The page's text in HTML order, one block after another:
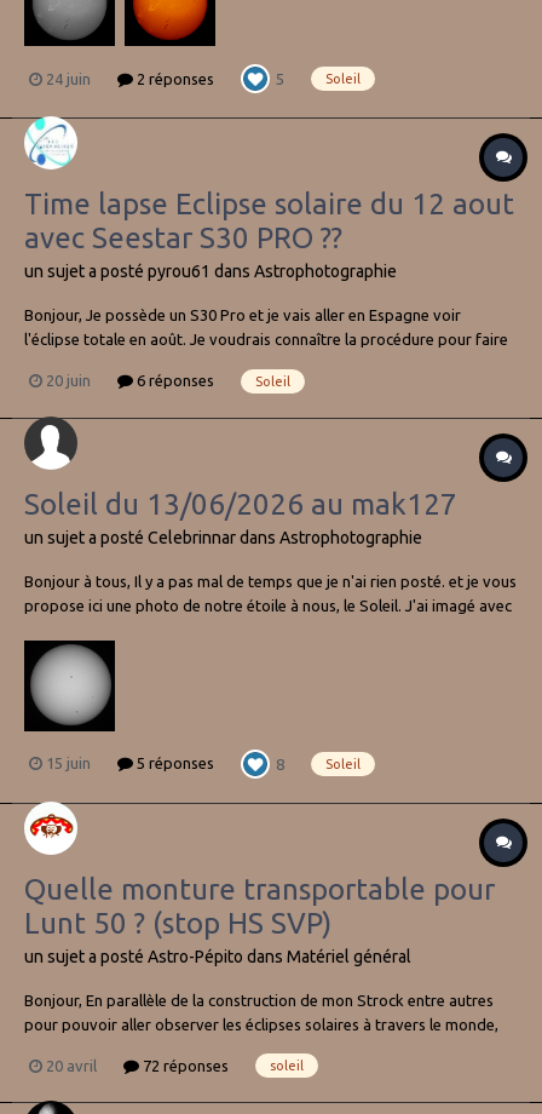
24 juin 2 réponses 5 Soleil
Time lapse Eclipse solaire du 12 aout
avec Seestar S30 PRO ??
un sujet a posté pyrou61 dans Astrophotographie
Bonjour, Je possède un S30 Pro et je vais aller en Espagne voir
l'éclipse totale en août. Je voudrais connaître la procédure pour faire
phase lune se retirant du soleil). Je n'ai trouvé aucune procédure à ce
20 juin 6 réponses Soleil
Soleil du 13/06/2026 au mak127
un sujet a posté Celebrinnardans Astrophotographie
Bonjour à tous, Il y a pas mal de temps que je n'ai rien posté. et je vous
propose ici une photo de notre étoile à nous, le Soleil. J'ai imagé avec
été, il parait que le Soleil à rendez-vous avec la Lune....
15 juin 5 réponses 8 Soleil
Quelle monture transportable pour
Lunt 50 ? (stop HS SVP)
un sujet a posté Astro-Pépito dans Matériel général
Bonjour, En parallèle de la construction de mon Strock entre autres
pour pouvoir aller observer les éclipses solaires à travers le monde,
effet, j'ai déjà un filtre solaire type Astrosolar (doute sur la marque
mais je...
20 avril 72 réponses soleil